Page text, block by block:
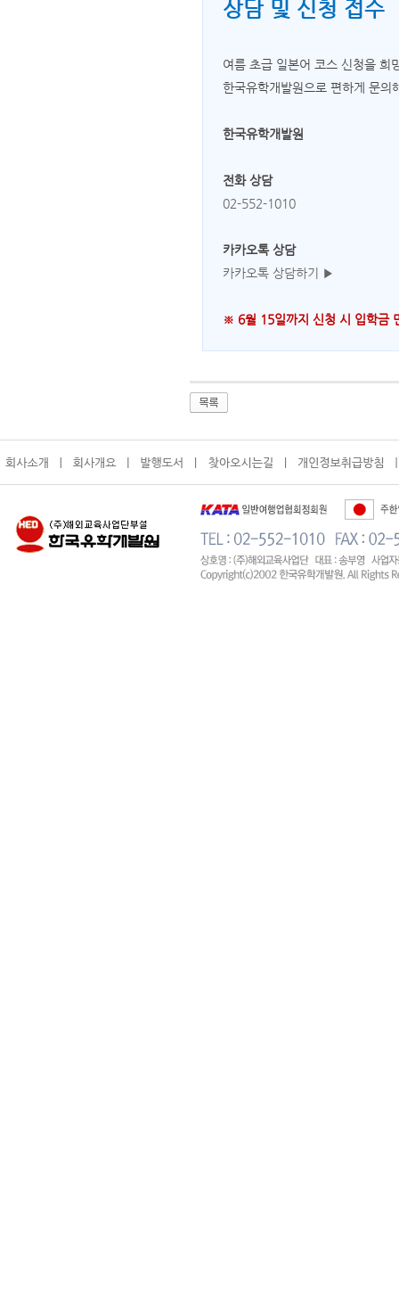
상담 및 신청 접수
여름 초급 일본어 코스 신청을 희
한국유학개발원으로 편하게 문의
한국유학개발원
전화 상담
02-552-1010
카카오톡 상담
카카오톡 상담하기 ▶
※ 6월 15일까지 신청 시 입학금